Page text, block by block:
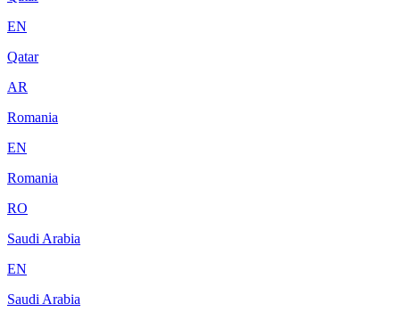
EN
Qatar
AR
Romania
EN
Romania
RO
Saudi Arabia
EN
Saudi Arabia